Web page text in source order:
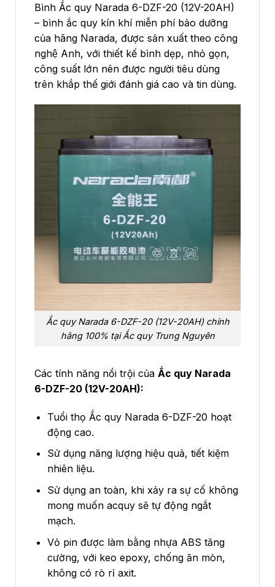
Bình Ắc quy Narada 6-DZF-20 (12V-20AH)
– bình ắc quy kín khí miễn phí bảo dưỡng
của hãng Narada, được sản xuất theo công
nghệ Anh, với thiết kế bình dẹp, nhỏ gọn,
công suất lớn nên được người tiêu dùng
trên khắp thế giới đánh giá cao và tin dùng.
Ắc quy Narada 6-DZF-20 (12V-20AH) chính
hãng 100% tại Ắc quy Trung Nguyên
Các tính năng nổi trội của Ắc quy Narada
6-DZF-20 (12V-20AH):
Tuổi thọ Ắc quy Narada 6-DZF-20 hoạt
động cao.
Sử dụng năng lượng hiệu quả, tiết kiệm
nhiên liệu.
Sử dụng an toàn, khi xảy ra sự cố không
mong muốn acquy sẽ tự động ngắt
mạch.
Vỏ pin được làm bằng nhựa ABS tăng
cường, với keo epoxy, chống ăn mòn,
không có rò rỉ axit.